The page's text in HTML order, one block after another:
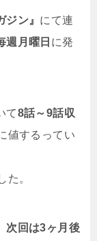
ン』 にて連
週月曜日 に発
て8話～9話収
値するってい
た。
次回は3ヶ月後